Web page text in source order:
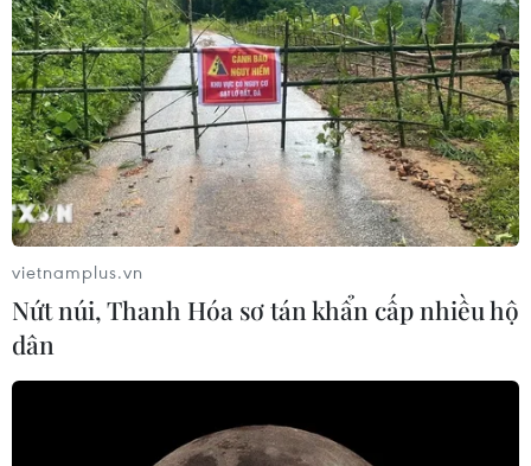
chiến lược mới nhằm vào Iran?
vietnamplus.vn
Nứt núi, Thanh Hóa sơ tán khẩn cấp nhiều hộ
dân